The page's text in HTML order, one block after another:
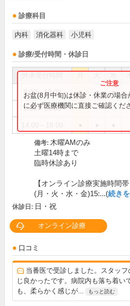
診療科目
内科 消化器科 小児科
診療/受付時間・休診日
9:00～12:00 ● ● ● ●
9:00～14:00
お盆(8月中旬)は休診・休業の場
に必ず医療機関に直接ご確認くだ
備考: 木曜AMのみ
土曜14時まで
臨時休診あり
【オンライン診療実施時間帯
(月・火・水・金)15:...(続き
休診日: 日・祝
オンライン診療
口コミ
当番医で受診しました。スタッ
じ良かったです。病院内も落ち着い
も、柔らかく感じが...
もっと読む